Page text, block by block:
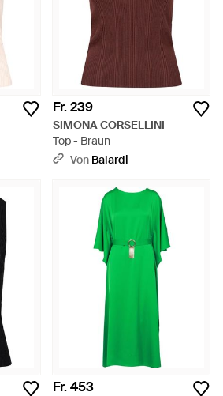
Fr. 239
SIMONA CORSELLINI
Top - Braun
Von Balardi
Fr. 453